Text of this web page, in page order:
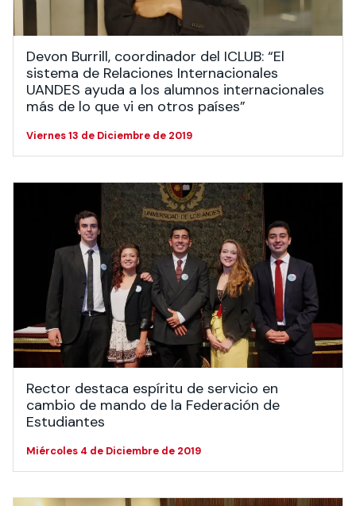
Devon Burrill, coordinador del ICLUB: “El
sistema de Relaciones Internacionales
UANDES ayuda a los alumnos internacionales
más de lo que vi en otros países”
Viernes 13 de Diciembre de 2019
Rector destaca espíritu de servicio en
cambio de mando de la Federación de
Estudiantes
Miércoles 4 de Diciembre de 2019